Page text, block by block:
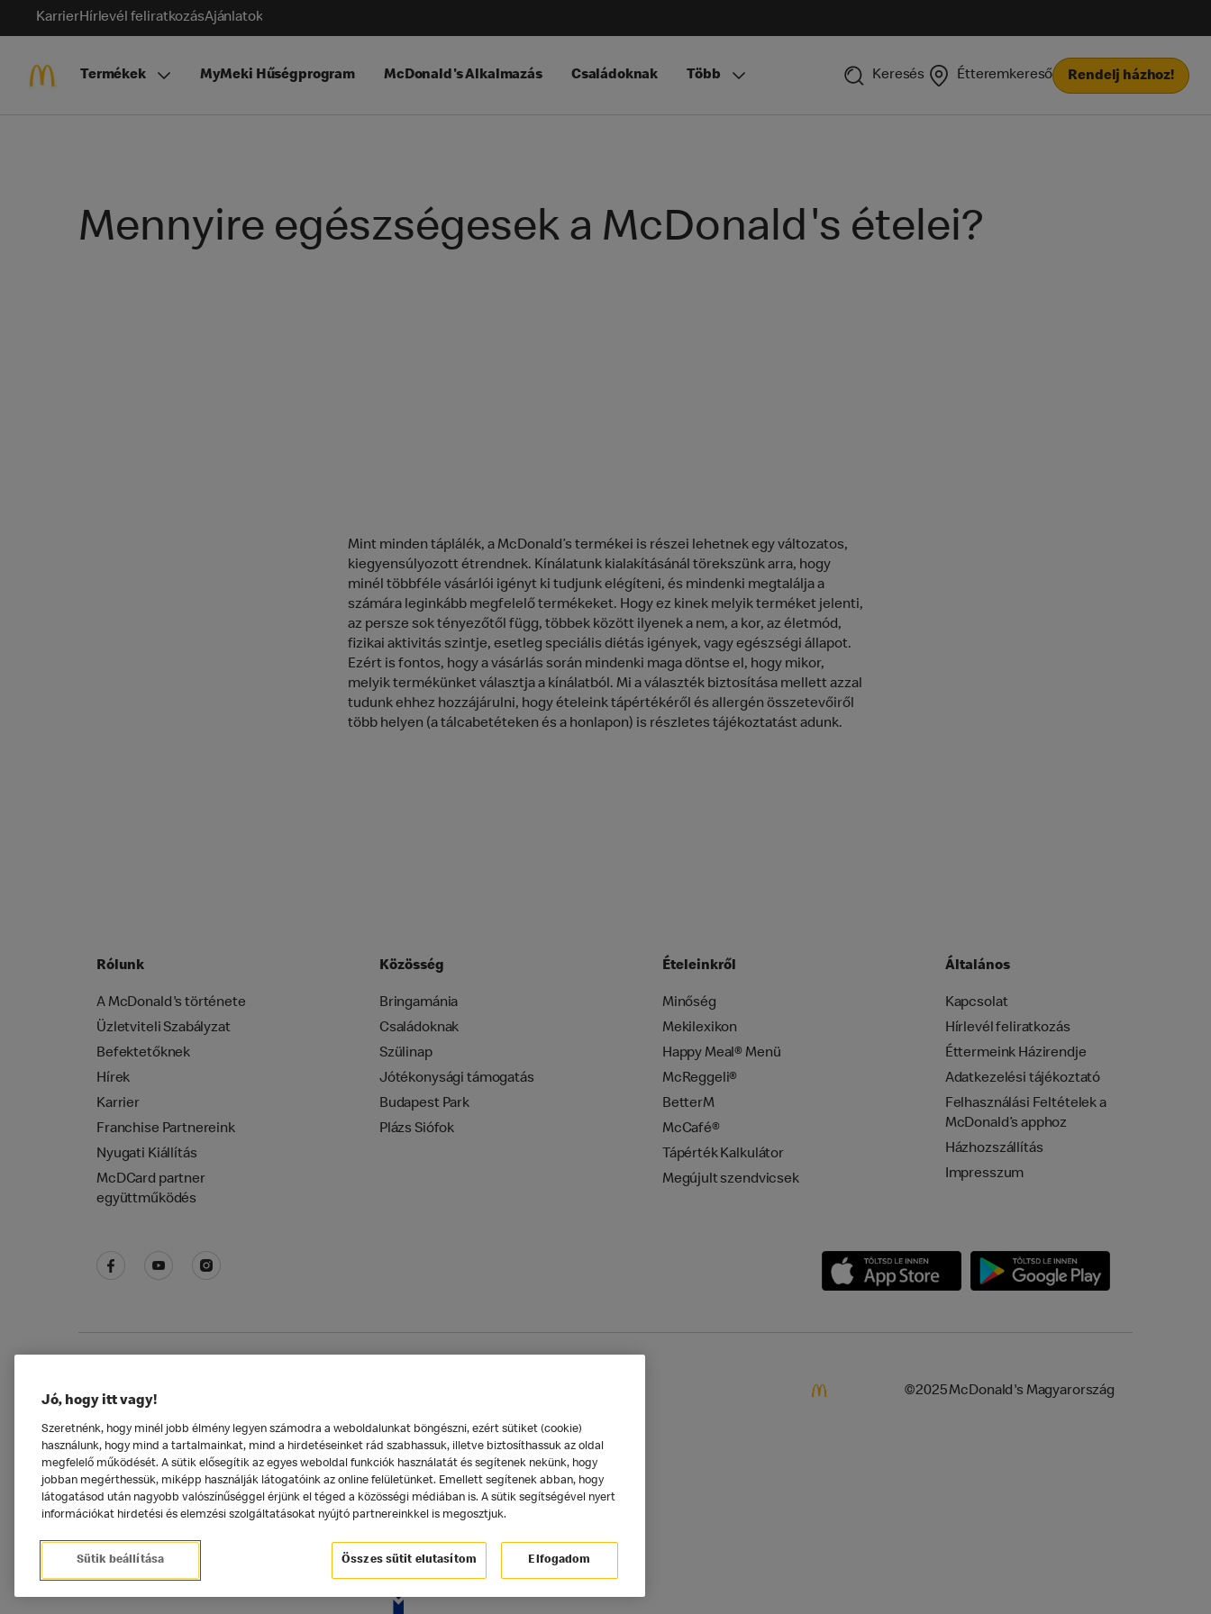
KarrierHírlevél feliratkozásAjánlatok
Termékek MyMeki Hűségprogram McDonald's Alkalmazás Családoknak Több Keresés Étteremkereső Rendelj házhoz!
Mennyire egészségesek a McDonald's ételei?
Mint minden táplálék, a McDonald’s termékei is részei lehetnek egy változatos,
kiegyensúlyozott étrendnek. Kínálatunk kialakításánál törekszünk arra, hogy
minél többféle vásárlói igényt ki tudjunk elégíteni, és mindenki megtalálja a
számára leginkább megfelelő termékeket. Hogy ez kinek melyik terméket jelenti,
az persze sok tényezőtől függ, többek között ilyenek a nem, a kor, az életmód,
fizikai aktivitás szintje, esetleg speciális diétás igények, vagy egészségi állapot.
Ezért is fontos, hogy a vásárlás során mindenki maga döntse el, hogy mikor,
melyik termékünket választja a kínálatból. Mi a választék biztosítása mellett azzal
tudunk ehhez hozzájárulni, hogy ételeink tápértékéről és allergén összetevőiről
több helyen (a tálcabetéteken és a honlapon) is részletes tájékoztatást adunk.
Rólunk
A McDonald's története
Üzletviteli Szabályzat
Befektetőknek
Hírek
Karrier
Franchise Partnereink
Nyugati Kiállítás
McDCard partner
együttműködés
Közösség
Bringamánia
Családoknak
Szülinap
Jótékonysági támogatás
Budapest Park
Plázs Siófok
Ételeinkről
Minőség
Mekilexikon
Happy Meal® Menü
McReggeli®
BetterM
McCafé®
Tápérték Kalkulátor
Megújult szendvicsek
Általános
Kapcsolat
Hírlevél feliratkozás
Éttermeink Házirendje
Adatkezelési tájékoztató
Felhasználási Feltételek a
McDonald’s apphoz
Házhozszállítás
Impresszum
Adatkezelési tájékoztató ©2025 McDonald's Magyarország
Jó, hogy itt vagy!
Szeretnénk, hogy minél jobb élmény legyen számodra a weboldalunkat böngészni, ezért sütiket (cookie)
használunk, hogy mind a tartalmainkat, mind a hirdetéseinket rád szabhassuk, illetve biztosíthassuk az oldal
megfelelő működését. A sütik elősegítik az egyes weboldal funkciók használatát és segítenek nekünk, hogy
jobban megérthessük, miképp használják látogatóink az online felületünket. Emellett segítenek abban, hogy
látogatásod után nagyobb valószínűséggel érjünk el téged a közösségi médiában is. A sütik segítségével nyert
információkat hirdetési és elemzési szolgáltatásokat nyújtó partnereinkkel is megosztjuk.
Összes sütit elutasítom Elfogadom
Sütik beállítása